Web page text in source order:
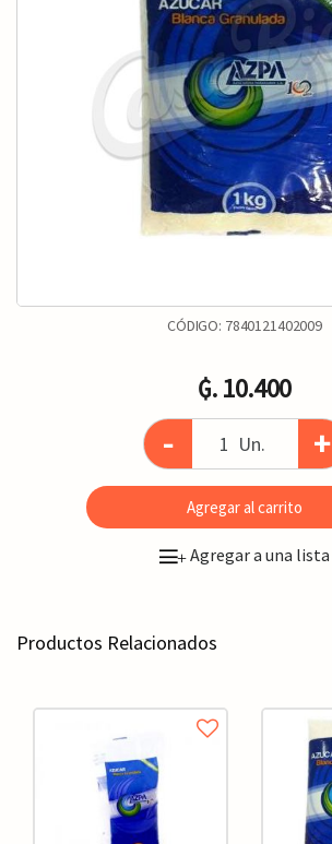
CÓDIGO: 7840121402009
₲. 10.400
- Un. +
Agregar al carrito
+Agregar a una lista
Productos Relacionados